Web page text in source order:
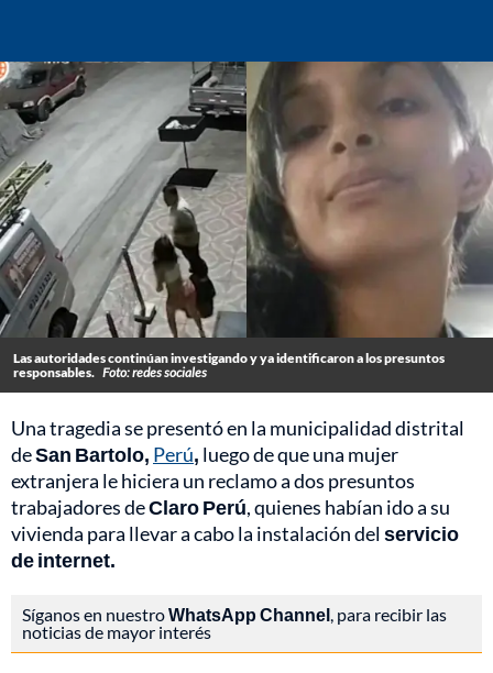
Las autoridades continúan investigando y ya identificaron a los presuntos
responsables. Foto: redes sociales
Una tragedia se presentó en la municipalidad distrital
deSan Bartolo, Perú, luego de que una mujer
extranjera le hiciera un reclamo a dos presuntos
trabajadores deClaro Perú, quienes habían ido a su
vivienda para llevar a cabo la instalación delservicio
de internet.
Síganos en nuestroWhatsApp Channel, para recibir las
noticias de mayor interés